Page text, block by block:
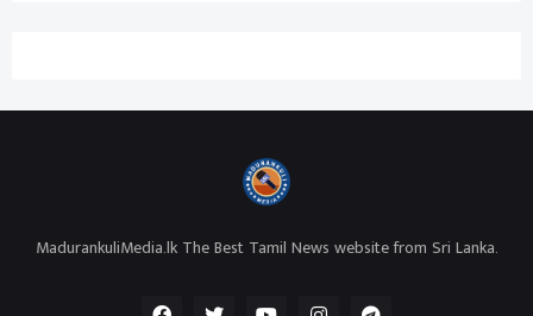
MadurankuliMedia.lk The Best Tamil News website from Sri Lanka.